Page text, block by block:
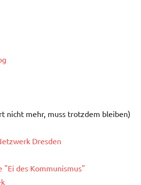
nicht mehr, muss trotzdem bleiben)
Dresden
"Ei des Kommunismus"